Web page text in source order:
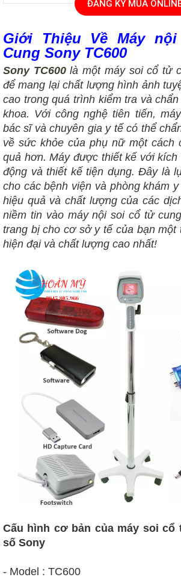
ĐĂNG KÝ MUA
Giới Thiệu Về Máy
Cung Sony TC600
Sony TC600là một máy soi cổ tử
để mang lại chất lượng hình ảnh
cao trong quá trình kiểm tra và
khoa. Với công nghệ tiên tiến,
bác sĩ và chuyên gia y tế có thể
về sức khỏe của phụ nữ một cách
quả hơn. Máy được thiết kế với
động và thiết kế tiện dụng. Đây là
cho các bệnh viện và phòng khám
hiệu quả và chất lượng của các
niềm tin vào máy nội soi cổ tử
trang bị cho cơ sở y tế của bạn một
hiện đại và chất lượng cao nhất!
Cấu hình cơ bản của máy soi cổ
số Sony
- Model : TC600